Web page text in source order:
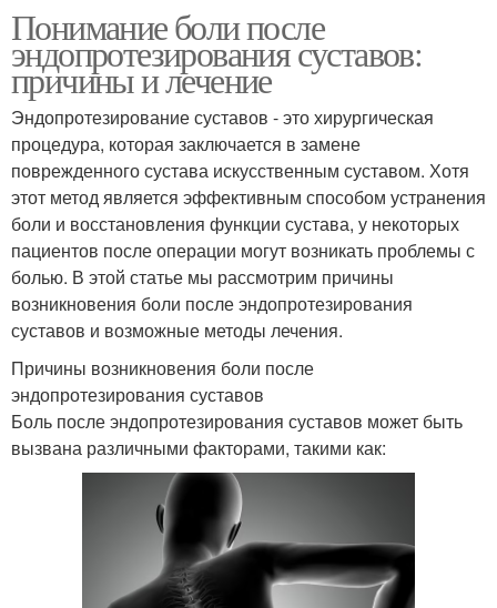
Понимание боли после
эндопротезирования суставов:
причины и лечение
Эндопротезирование суставов - это хирургическая
процедура, которая заключается в замене
поврежденного сустава искусственным суставом. Хотя
этот метод является эффективным способом устранения
боли и восстановления функции сустава, у некоторых
пациентов после операции могут возникать проблемы с
болью. В этой статье мы рассмотрим причины
возникновения боли после эндопротезирования
суставов и возможные методы лечения.
Причины возникновения боли после
эндопротезирования суставов
Боль после эндопротезирования суставов может быть
вызвана различными факторами, такими как: